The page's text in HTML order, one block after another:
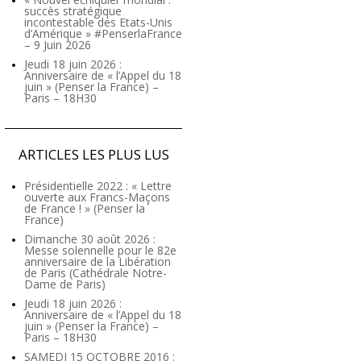
succès stratégique
incontestable des Etats-Unis
d’Amérique » #PenserlaFrance
– 9 Juin 2026
Jeudi 18 juin 2026 :
Anniversaire de « l’Appel du 18
juin » (Penser la France) –
Paris – 18H30
ARTICLES LES PLUS LUS
Présidentielle 2022 : « Lettre
ouverte aux Francs-Maçons
de France ! » (Penser la
France)
Dimanche 30 août 2026 :
Messe solennelle pour le 82e
anniversaire de la Libération
de Paris (Cathédrale Notre-
Dame de Paris)
Jeudi 18 juin 2026 :
Anniversaire de « l’Appel du 18
juin » (Penser la France) –
Paris – 18H30
SAMEDI 15 OCTOBRE 2016 :